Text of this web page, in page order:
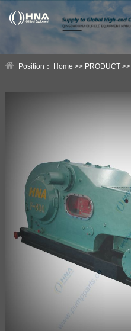
HOME
Technical Help
CONTACT US
Position： Home >> PRODUCT>>
Slush Pump/Slurry Pump